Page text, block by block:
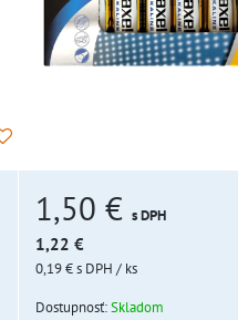
1,50 €s DPH
1,22 €
0,19 €s DPH / ks
Dostupnosť:Skladom